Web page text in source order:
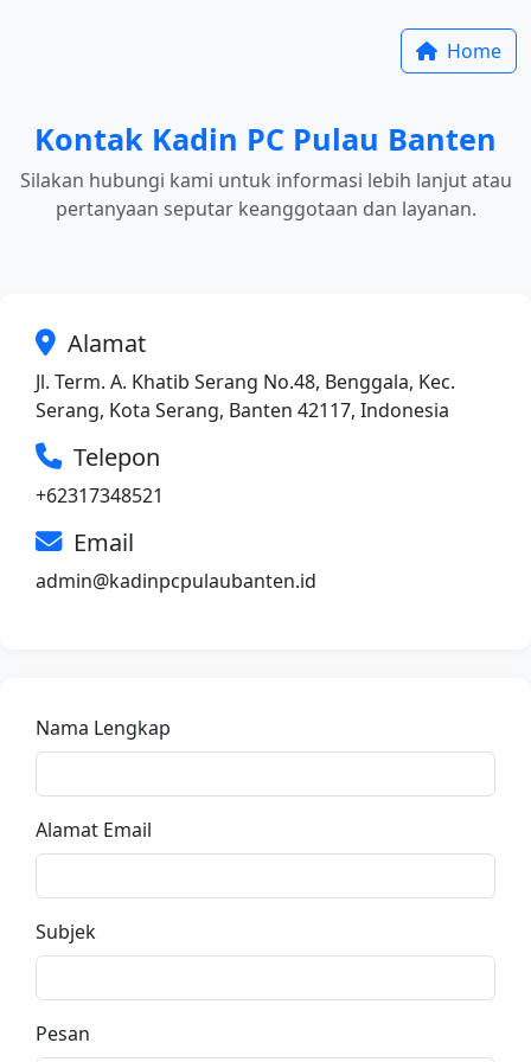
Home
Kontak Kadin PC Pulau Banten
Silakan hubungi kami untuk informasi lebih lanjut atau
pertanyaan seputar keanggotaan dan layanan.
Alamat
Jl. Term. A. Khatib Serang No.48, Benggala, Kec.
Serang, Kota Serang, Banten 42117, Indonesia
Telepon
+62317348521
Email
admin@kadinpcpulaubanten.id
Nama Lengkap
Alamat Email
Subjek
Pesan